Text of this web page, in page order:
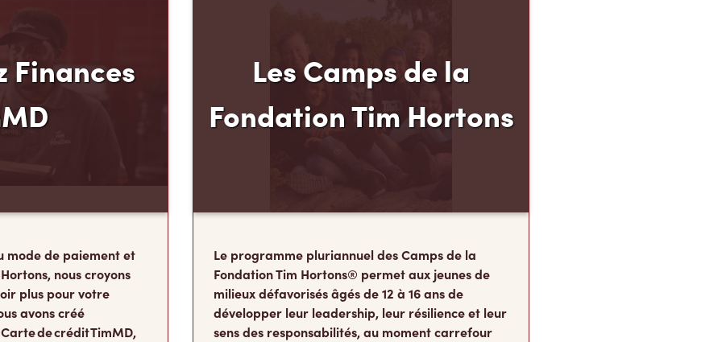
Finances
Les Camps de la
Fondation Tim Hortons